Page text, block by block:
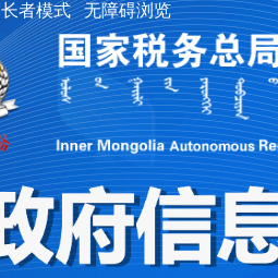
长者模式 无障碍浏览